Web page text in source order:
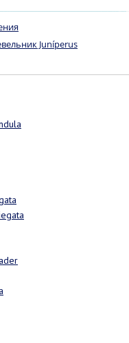
Juníperus